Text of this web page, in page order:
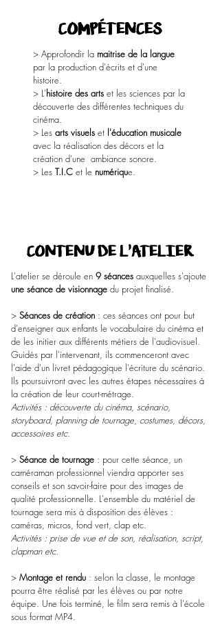
COMPÉTENCES
> Approfondir la maitrise de la langue
par la production d'écrits et d'une
histoire.
> L'histoire des arts et les sciences par la
découverte des différentes techniques du
cinéma.
> Les arts visuels et l'éducation musicale
avec la réalisation des décors et la
création d'une ambiance sonore.
> Les T.I.C et le numérique.
CONTENU DE L'ATELIER
L'atelier se déroule en 9 séances auxquelles s'ajoute
une séance de visionnage du projet finalisé.
> Séances de création : ces séances ont pour but
d'enseigner aux enfants le vocabulaire du cinéma et
de les initier aux différents métiers de l'audiovisuel.
Guidés par l'intervenant, ils commenceront avec
l'aide d'un livret pédagogique l'écriture du scénario.
Ils poursuivront avec les autres étapes nécessaires à
la création de leur court-métrage.
Activités : découverte du cinéma, scénario,
storyboard, planning de tournage, costumes, décors,
accessoires etc.
> Séance de tournage : pour cette séance, un
caméraman professionnel viendra apporter ses
conseils et son savoir-faire pour des images de
qualité professionnelle. L'ensemble du matériel de
tournage sera mis à disposition des élèves :
caméras, micros, fond vert, clap etc.
Activités : prise de vue et de son, réalisation, script,
clapman etc.
> Montage et rendu : selon la classe, le montage
pourra être réalisé par les élèves ou par notre
équipe. Une fois terminé, le film sera remis à l'école
sous format MP4.